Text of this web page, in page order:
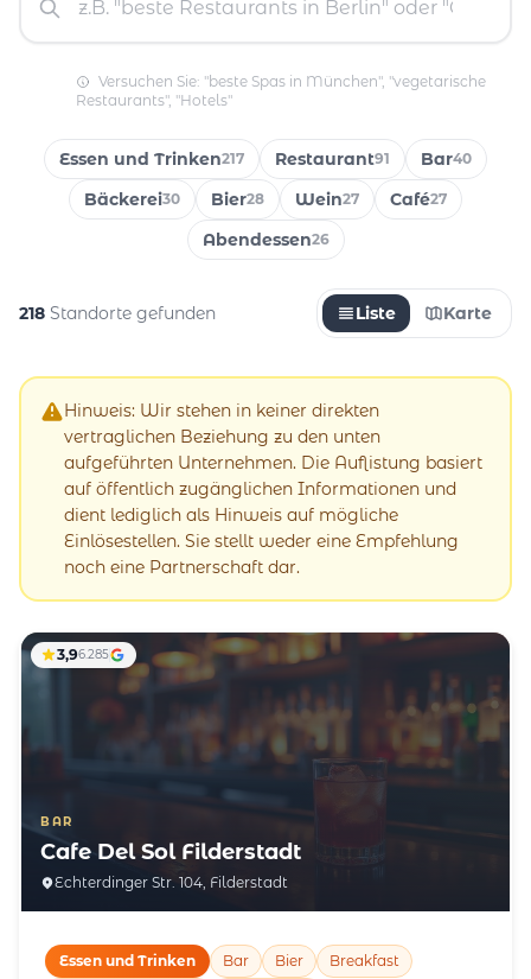
Versuchen Sie: "beste Spas in München", "vegetarische
Restaurants", "Hotels"
Essen und Trinken217 Restaurant91 Bar40
Bäckerei30 Bier28 Wein27 Café27
Abendessen26
218 Standorte gefunden Liste Karte
Hinweis: Wir stehen in keiner direkten
vertraglichen Beziehung zu den unten
aufgeführten Unternehmen. Die Auflistung basiert
auf öffentlich zugänglichen Informationen und
dient lediglich als Hinweis auf mögliche
Einlösestellen. Sie stellt weder eine Empfehlung
noch eine Partnerschaft dar.
BAR
Cafe Del Sol Filderstadt
Echterdinger Str. 104, Filderstadt
3,96.285
Essen und Trinken Bar Bier
Breakfast